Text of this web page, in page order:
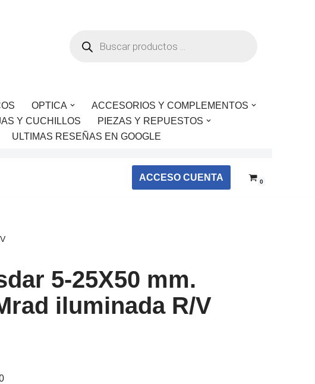
OPTICA
ACCESORIOS Y COMPLEMENTOS
Y CUCHILLOS
PIEZAS Y REPUESTOS
ULTIMAS RESEÑAS EN GOOGLE
ACCESO CUENTA 0
5-25X50 mm.
iluminada R/V